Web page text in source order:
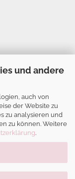
und andere
auch von
der Website zu
zu analysieren und
zu können. Weitere
.